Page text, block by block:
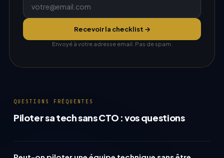
Recevoir la checklist →
Envoyé à votre adresse email. Pas de spam.
QUESTIONS FRÉQUENTES
Piloter sa tech sans CTO : vos questions